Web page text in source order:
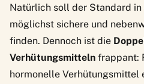
Natürlich soll der Standard in
möglichst sichere und
finden. Dennoch ist die
Verhütungsmitteln frappant:
hormonelle Verhütungsmittel